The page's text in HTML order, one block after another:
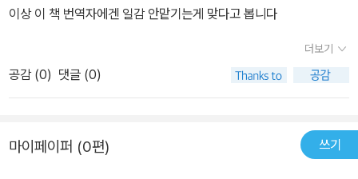
이상 이 책 번역자에겐 일감 안맡기는게 맞다고 봅니다
더보기
공감 (0) 댓글 (0)
마이페이퍼 (0편) 쓰기